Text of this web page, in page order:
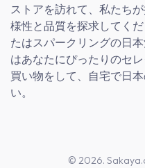
ストアを訪れて、私たち
様性と品質を探求してく
たはスパークリングの日
はあなたにぴったりのセ
買い物をして、自宅で日
い。
© 2026.